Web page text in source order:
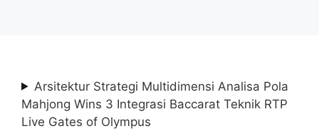
Arsitektur Strategi Multidimensi Analisa Pola
Mahjong Wins 3 Integrasi Baccarat Teknik RTP
Live Gates of Olympus